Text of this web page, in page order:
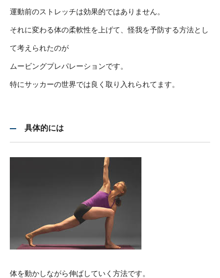
運動前のストレッチは効果的ではありません。
それに変わる体の柔軟性を上げて、怪我を予防する方法とし
て考えられたのが
ムービングプレパレーションです。
特にサッカーの世界では良く取り入れられてます。
具体的には
体を動かしながら伸ばしていく方法です。